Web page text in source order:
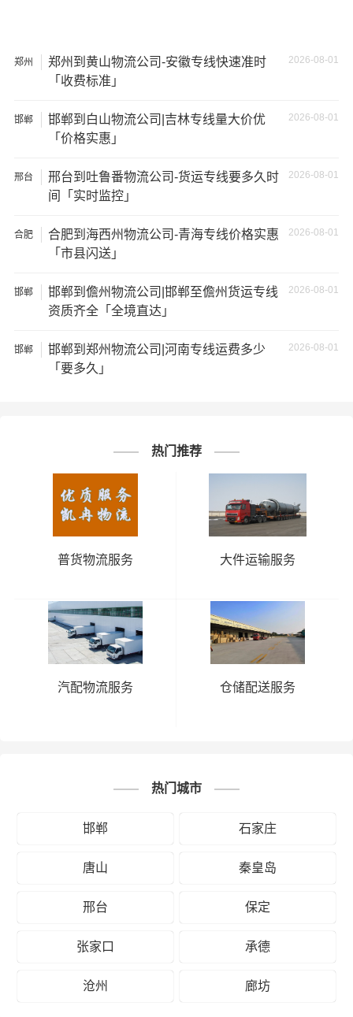
温馨提示
★ 本站所列邯郸到天津物流专线费用与时效仅供参考，如
需详细了解最低资费请电话咨询。
★ 由于货运运输比较特殊，请您托运之前仔细清点您所托
运的所有物品；如果您的货物需要临时存放，请尽早最快
★ 为了提高邯郸到天津物流
汇报于您，非常感谢您对我们的支持，我们将为客户的需
求做出不懈的努力，您的满意就是我们前进的动力!
# 物流公司
郑州 2026-08-01
郑州到黄山物流公司-安徽专线快速准时
「收费标准」
邯郸 2026-08-01
邯郸到白山物流公司|吉林专线量大价优
「价格实惠」
邢台 2026-08-01
邢台到吐鲁番物流公司-货运专线要多久时
间「实时监控」
合肥 2026-08-01
合肥到海西州物流公司-青海专线价格实惠
「市县闪送」
邯郸 2026-08-01
邯郸到儋州物流公司|邯郸至儋州货运专线
资质齐全「全境直达」
邯郸 2026-08-01
邯郸到郑州物流公司|河南专线运费多少
「要多久」
热门推荐
普货物流服务 大件运输服务
汽配物流服务 仓储配送服务
热门城市
邯郸 石家庄
唐山 秦皇岛
邢台 保定
张家口 承德
沧州 廊坊